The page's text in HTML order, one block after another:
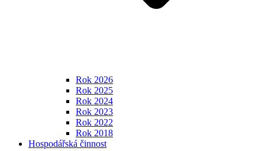
Rok 2026
Rok 2025
Rok 2024
Rok 2023
Rok 2022
Rok 2018
Hospodářská činnost